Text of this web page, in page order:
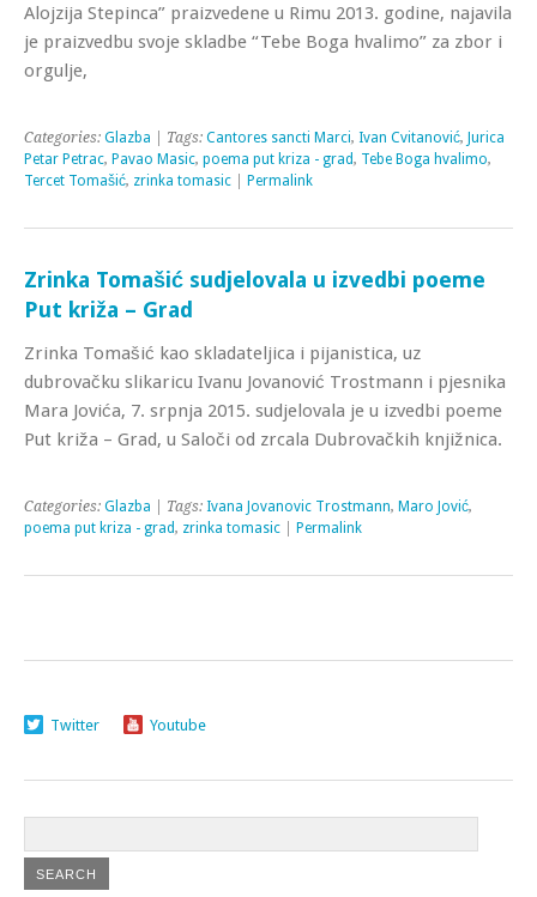
Alojzija Stepinca” praizvedene u Rimu 2013. godine, najavila
je praizvedbu svoje skladbe “Tebe Boga hvalimo” za zbor i
orgulje,
Categories: Glazba | Tags: Cantores sancti Marci, Ivan Cvitanović, Jurica
Petar Petrac, Pavao Masic, poema put kriza - grad, Tebe Boga hvalimo,
Tercet Tomašić, zrinka tomasic Permalink
Zrinka Tomašić sudjelovala u izvedbi poeme
Put križa – Grad
Zrinka Tomašić kao skladateljica i pijanistica, uz
dubrovačku slikaricu Ivanu Jovanović Trostmann i pjesnika
Mara Jovića, 7. srpnja 2015. sudjelovala je u izvedbi poeme
Put križa – Grad, u Saloči od zrcala Dubrovačkih knjižnica.
Categories: Glazba | Tags: Ivana Jovanovic Trostmann, Maro Jović,
poema put kriza - grad, zrinka tomasic Permalink
Twitter Youtube